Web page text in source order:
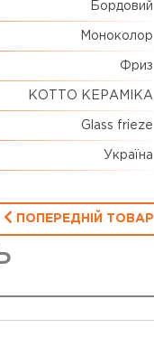
Бордовий
Моноколор
Фриз
КОТТО КЕРАМІКА
Glass frieze
Україна
ПОПЕРЕДНІЙ ТОВАР